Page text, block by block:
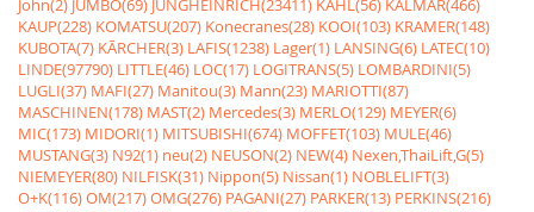
John(2) JUMBO(69) JUNGHEINRICH(23411) KAHL(56) KALMAR(466)
KAUP(228) KOMATSU(207) Konecranes(28) KOOI(103) KRAMER(148)
KUBOTA(7) KÃRCHER(3) LAFIS(1238) Lager(1) LANSING(6) LATEC(10)
LINDE(97790) LITTLE(46) LOC(17) LOGITRANS(5) LOMBARDINI(5)
LUGLI(37) MAFI(27) Manitou(3) Mann(23) MARIOTTI(87)
MASCHINEN(178) MAST(2) Mercedes(3) MERLO(129) MEYER(6)
MIC(173) MIDORI(1) MITSUBISHI(674) MOFFET(103) MULE(46)
MUSTANG(3) N92(1) neu(2) NEUSON(2) NEW(4) Nexen,ThaiLift,G(5)
NIEMEYER(80) NILFISK(31) Nippon(5) Nissan(1) NOBLELIFT(3)
O+K(116)OM(217)OMG(276) PAGANI(27) PARKER(13) PERKINS(216)